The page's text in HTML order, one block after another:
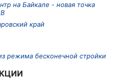
на Байкале - новая точка
край
режима бесконечной стройки